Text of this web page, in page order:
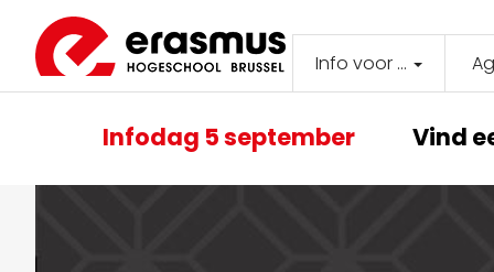
Overslaan
naar
Info voor ...
Main
navigation
Infodag 5 september Vind